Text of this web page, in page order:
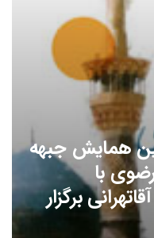
همایش جبهه
با
برگزار